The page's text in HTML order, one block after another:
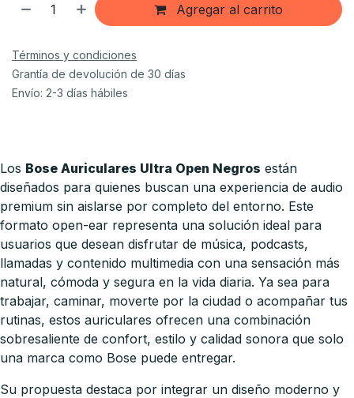
Agregar al carrito
Términos y condiciones
Grantía de devolución de 30 días
Envío: 2-3 días hábiles
Los Bose Auriculares Ultra Open Negros están
diseñados para quienes buscan una experiencia de audio
premium sin aislarse por completo del entorno. Este
formato open-ear representa una solución ideal para
usuarios que desean disfrutar de música, podcasts,
llamadas y contenido multimedia con una sensación más
natural, cómoda y segura en la vida diaria. Ya sea para
trabajar, caminar, moverte por la ciudad o acompañar tus
rutinas, estos auriculares ofrecen una combinación
sobresaliente de confort, estilo y calidad sonora que solo
una marca como Bose puede entregar.
Su propuesta destaca por integrar un diseño moderno y